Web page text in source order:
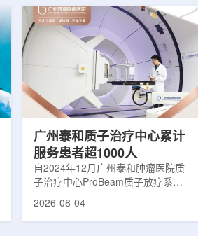
(以下简称：中国同辐)在推动核医疗
科技自立自强与普惠民生方面发挥着
压舱石的作用。在大会间隙，中国同
辐党委委员、总工程师、中核集团首
席科学家刘蕴韬接受记者专访时表
示，中国同辐将加快在建医药中心投
产运行，加快智慧核医学系统布局，
持续缩小城乡核医疗资源差距。同
广州泰和质子治疗中心累计
服务患者超1000人
自2024年12月广州泰和肿瘤医院质
子治疗中心ProBeam质子放疗系统
正式投入临床应用以来，该中心在
2026-08-04